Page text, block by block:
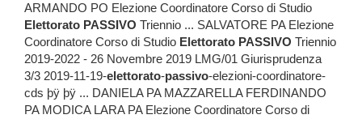
ARMANDO PO Elezione Coordinatore Corso di Studio
Elettorato PASSIVO Triennio ... SALVATORE PA Elezione
Coordinatore Corso di Studio Elettorato PASSIVO Triennio
2019-2022 - 26 Novembre 2019 LMG/01 Giurisprudenza
3/3 2019-11-19-elettorato-passivo-elezioni-coordinatore-
cds þÿ þÿ ... DANIELA PA MAZZARELLA FERDINANDO
PA MODICA LARA PA Elezione Coordinatore Corso di